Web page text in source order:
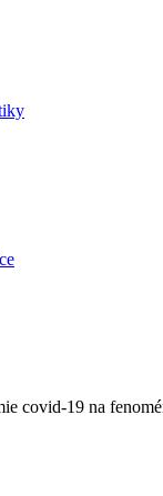
covid-19 na